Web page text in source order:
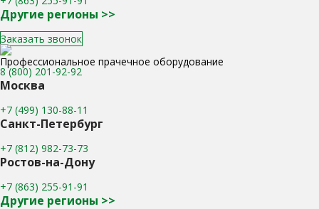
Другие регионы >>
Заказать звонок
Профессиональное прачечное оборудование
8 (800) 201-92-92
Москва
+7 (499) 130-88-11
Санкт-Петербург
+7 (812) 982-73-73
Ростов-на-Дону
+7 (863) 255-91-91
Другие регионы >>